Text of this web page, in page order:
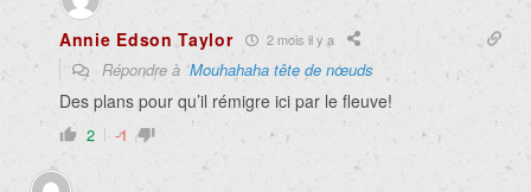
Annie Edson Taylor 2 mois il y a
Répondre àMouhahaha tête de nœuds
Des plans pour qu’il rémigre ici par le fleuve!
2 -1